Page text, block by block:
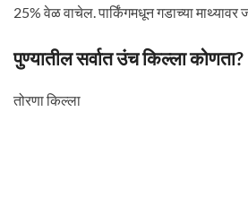
25% वेळ वाचेल. पार्किंगमधून गडाच्या माथ्यावर
पुण्यातील सर्वात उंच किल्ला कोणता?
तोरणा किल्ला